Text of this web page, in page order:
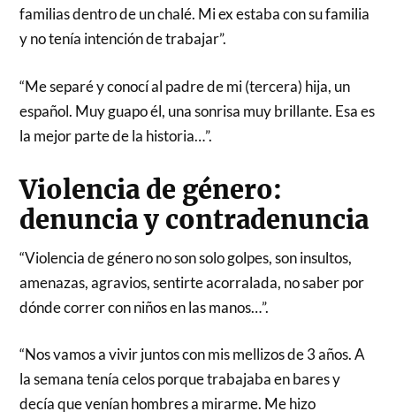
familias dentro de un chalé. Mi ex estaba con su familia
y no tenía intención de trabajar”.
“Me separé y conocí al padre de mi (tercera) hija, un
español. Muy guapo él, una sonrisa muy brillante. Esa es
la mejor parte de la historia…”.
Violencia de género:
denuncia y contradenuncia
“Violencia de género no son solo golpes, son insultos,
amenazas, agravios, sentirte acorralada, no saber por
dónde correr con niños en las manos…”.
“Nos vamos a vivir juntos con mis mellizos de 3 años. A
la semana tenía celos porque trabajaba en bares y
decía que venían hombres a mirarme. Me hizo